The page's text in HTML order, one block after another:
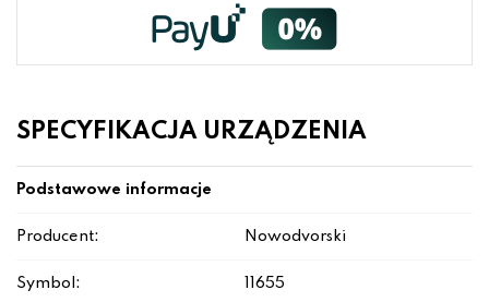
SPECYFIKACJA URZĄDZENIA
Podstawowe informacje
Producent: Nowodvorski
Symbol: 11655